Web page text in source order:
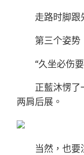
走路时脚跟先
第三个姿势
“久坐必伤要
正藍沐愣了一
两肩后展。
当然，也要注